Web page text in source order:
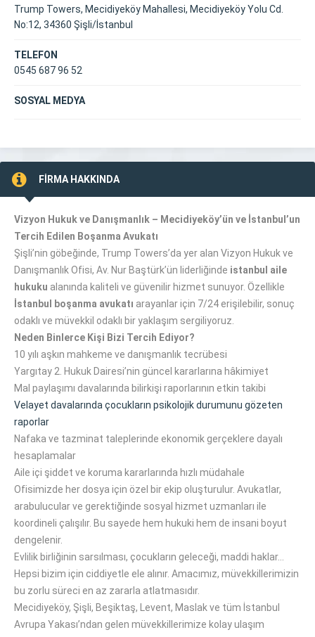
Trump Towers, Mecidiyeköy Mahallesi, Mecidiyeköy Yolu Cd.
No:12, 34360 Şişli/İstanbul
TELEFON
0545 687 96 52
SOSYAL MEDYA
FİRMA HAKKINDA
Vizyon Hukuk ve Danışmanlık – Mecidiyeköy’ün ve İstanbul’un
Tercih Edilen Boşanma Avukatı
Şişli’nin göbeğinde, Trump Towers’da yer alan Vizyon Hukuk ve
Danışmanlık Ofisi, Av. Nur Baştürk’ün liderliğinde istanbul aile
hukuku alanında kaliteli ve güvenilir hizmet sunuyor. Özellikle
İstanbul boşanma avukatı arayanlar için 7/24 erişilebilir, sonuç
odaklı ve müvekkil odaklı bir yaklaşım sergiliyoruz.
Neden Binlerce Kişi Bizi Tercih Ediyor?
10 yılı aşkın mahkeme ve danışmanlık tecrübesi
Yargıtay 2. Hukuk Dairesi’nin güncel kararlarına hâkimiyet
Mal paylaşımı davalarında bilirkişi raporlarının etkin takibi
Velayet davalarında çocukların psikolojik durumunu gözeten
raporlar
Nafaka ve tazminat taleplerinde ekonomik gerçeklere dayalı
hesaplamalar
Aile içi şiddet ve koruma kararlarında hızlı müdahale
Ofisimizde her dosya için özel bir ekip oluşturulur. Avukatlar,
arabulucular ve gerektiğinde sosyal hizmet uzmanları ile
koordineli çalışılır. Bu sayede hem hukuki hem de insani boyut
dengelenir.
Evlilik birliğinin sarsılması, çocukların geleceği, maddi haklar…
Hepsi bizim için ciddiyetle ele alınır. Amacımız, müvekkillerimizin
bu zorlu süreci en az zararla atlatmasıdır.
Mecidiyeköy, Şişli, Beşiktaş, Levent, Maslak ve tüm İstanbul
Avrupa Yakası’ndan gelen müvekkillerimize kolay ulaşım